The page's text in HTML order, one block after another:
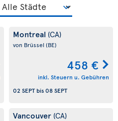
Montreal (CA)
von Brüssel (BE)
458 €
inkl. Steuern u. Gebühren
02 SEPTbis08 SEPT
Vancouver (CA)